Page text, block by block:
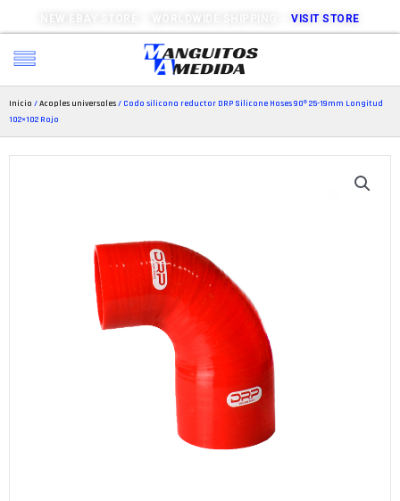
NEW EBAY STORE – WORLDWIDE SHIPPING –VISIT STORE
Inicio /Acoples universales/ Codo silicona reductor DRP Silicone Hoses 90º 25-19mm Longitud
102×102 Rojo